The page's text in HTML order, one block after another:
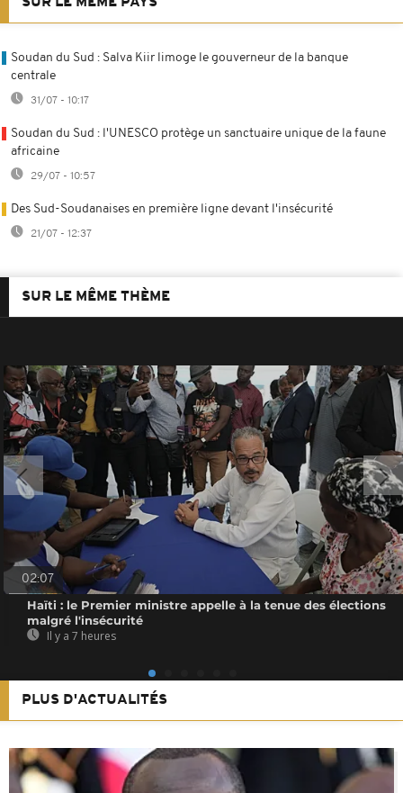
Soudan du Sud : Salva Kiir limoge le gouverneur de la banque
centrale
31/07 - 10:17
Soudan du Sud : l'UNESCO protège un sanctuaire unique de la faune
africaine
29/07 - 10:57
Des Sud-Soudanaises en première ligne devant l'insécurité
21/07 - 12:37
SUR LE MÊME THÈME
02:07
Haïti : le Premier ministre appelle à la tenue des élections
malgré l'insécurité
Il y a 7 heures
PLUS D'ACTUALITÉS